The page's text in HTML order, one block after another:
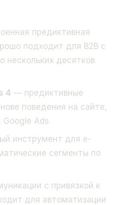
предиктивная
подходит для B2B с
нескольких десятков
4 — предиктивные
поведения на сайте,
Google Ads
инструмент для e-
сегменты по
с привязкой к
для автоматизации